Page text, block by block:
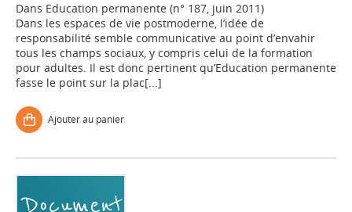
Dans Education permanente (n° 187, juin 2011)
Dans les espaces de vie postmoderne, l’idée de
responsabilité semble communicative au point d’envahir
tous les champs sociaux, y compris celui de la formation
pour adultes. Il est donc pertinent qu’Education permanente
fasse le point sur la plac[...]
Ajouter au panier